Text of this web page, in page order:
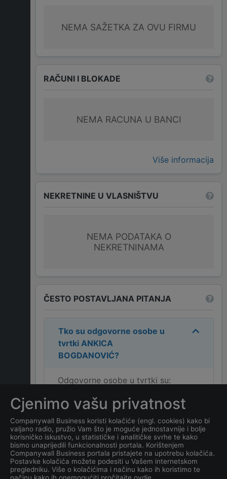
NEMA SAŽETKA ZA OVU FIRMU
RAČUNI I BLOKADE
NEMA RACUNA U BANCI
Više informacija
NEKRETNINE U VLASNIŠTVU
NEMA PODATAKA O
NEKRETNINAMA
ČESTO POSTAVLJANA PITANJA
Tko su odgovorne osobe u
tvrtki ANKICA
BOGDANOVIĆ?
Odgovorne osobe u tvrtki su:
Koja je adresa tvrtke
ANKICA BOGDANOVIĆ?
Koji je datum osnivanja
tvrtkeANKICA
Cjenimo vašu privatnost
Companywall Business koristi kolačiće (engl. cookies) kako bi
valjano radio, pružio Vam što je moguće jednostavnije i bolje
korisničko iskustvo, u statističke i analitičke svrhe te kako
bismo unaprijedili funkcionalnosti portala. Korištenjem
Companywall Business portala pristajete na upotrebu kolačića.
Postavke kolačića možete podesiti u Vašem internetskom
pregledniku. Više o kolačićima i načinu kako ih koristimo te